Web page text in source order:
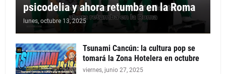
psicodelia y ahora retumba en la Roma
lunes, octubre 13, 2025
Tsunami Cancún: la cultura pop se
tomará la Zona Hotelera en octubre
viernes, junio 27, 2025